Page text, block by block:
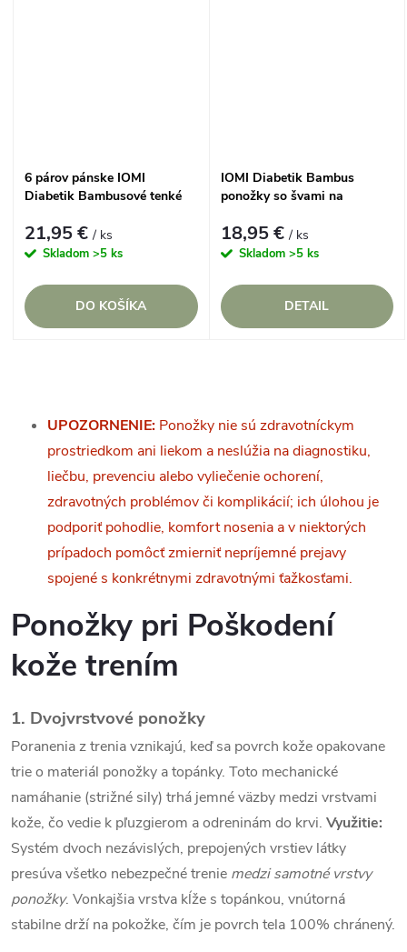
6 párov pánske IOMI
Diabetik Bambusové tenké
21,95 €/ ks
Skladom >5 ks
DO KOŠÍKA
IOMI Diabetik Bambus
ponožky so švami na
nohy
18,95 €/ ks
Skladom >5 ks
DETAIL
c
i
e
p
r
v
k
y
v
ý
UPOZORNENIE: Ponožky nie sú zdravotníckym
prostriedkom ani liekom a neslúžia na diagnostiku,
liečbu, prevenciu alebo vyliečenie ochorení,
zdravotných problémov či komplikácií; ich úlohou je
podporiť pohodlie, komfort nosenia a v niektorých
prípadoch pomôcť zmierniť nepríjemné prejavy
spojené s konkrétnymi zdravotnými ťažkosťami.
Ponožky pri Poškodení
kože trením
1. Dvojvrstvové ponožky
Poranenia z trenia vznikajú, keď sa povrch kože opakovane
trie o materiál ponožky a topánky. Toto mechanické
namáhanie (strižné sily) trhá jemné väzby medzi vrstvami
kože, čo vedie k pľuzgierom a odreninám do krvi. Využitie:
Systém dvoch nezávislých, prepojených vrstiev látky
presúva všetko nebezpečné trenie medzi samotné vrstvy
ponožky. Vonkajšia vrstva kĺže s topánkou, vnútorná
stabilne drží na pokožke, čím je povrch tela 100% chránený.